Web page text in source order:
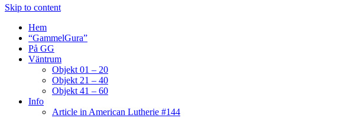
Skip to content
Hem
“GammelGura”
På GG
Väntrum
Objekt 01 – 20
Objekt 21 – 40
Objekt 41 – 60
Info
Article in American Lutherie #144